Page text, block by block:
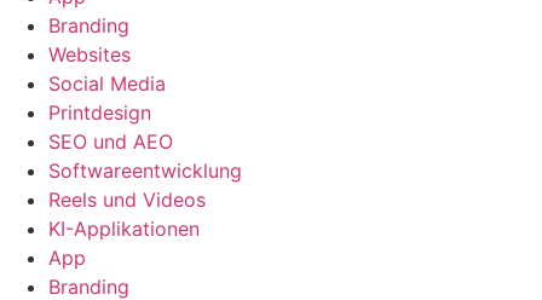
Branding
Websites
Social Media
Printdesign
SEO und AEO
Softwareentwicklung
Reels und Videos
KI-Applikationen
App
Branding